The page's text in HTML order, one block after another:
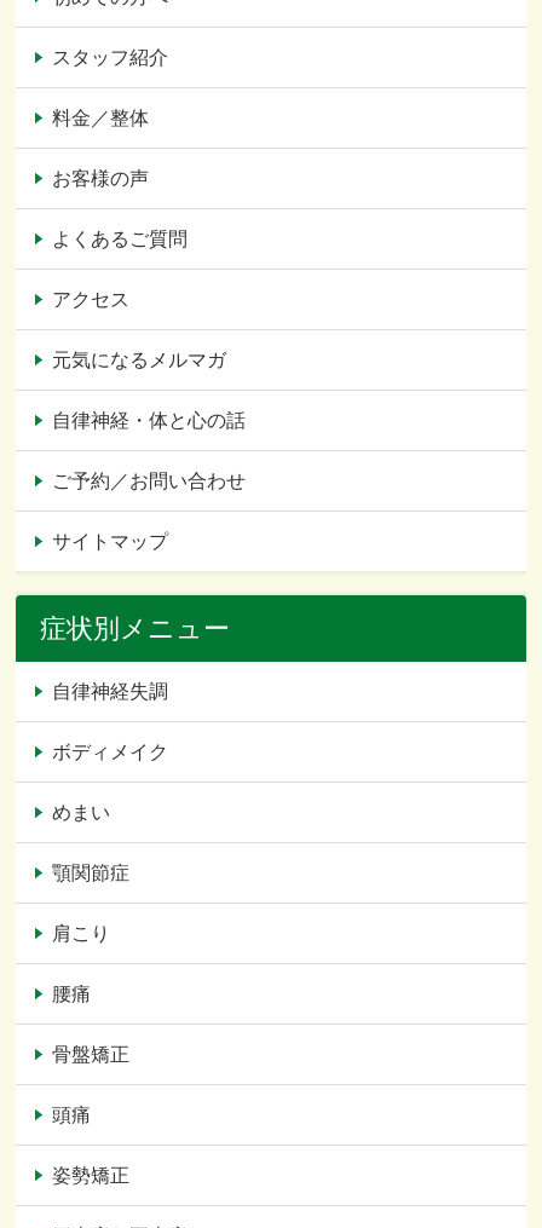
スタッフ紹介
料金／整体
お客様の声
よくあるご質問
アクセス
元気になるメルマガ
自律神経・体と心の話
ご予約／お問い合わせ
サイトマップ
症状別メニュー
自律神経失調
ボディメイク
めまい
顎関節症
肩こり
腰痛
骨盤矯正
頭痛
姿勢矯正